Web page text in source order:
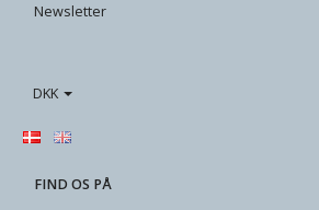
Newsletter
DKK
FIND OS PÅ